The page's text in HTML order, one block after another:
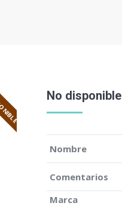
No disponible
Nombre
Comentarios
Marca